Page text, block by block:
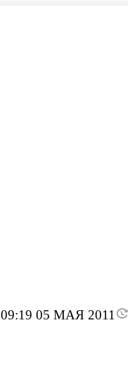
09:19 05 МАЯ 2011